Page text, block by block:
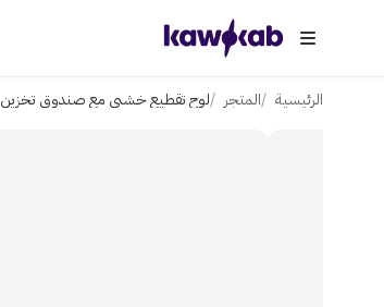
الرئيسية المتجر لوح تقطيع خشبي مع صندوق تخزين